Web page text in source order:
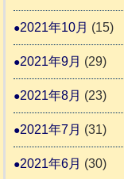
2021年10月 (15)
2021年9月 (29)
2021年8月 (23)
2021年7月 (31)
2021年6月 (30)